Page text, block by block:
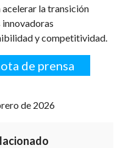
la transición
y competitividad.
de prensa
de 2026